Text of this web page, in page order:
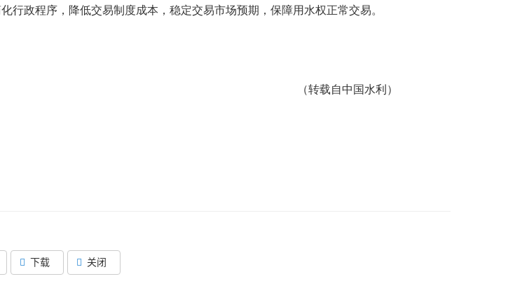
政程序，降低交易制度成本，稳定交易市场预期，保障用水权正常交易。
（转载自中国水利）
下载 关闭